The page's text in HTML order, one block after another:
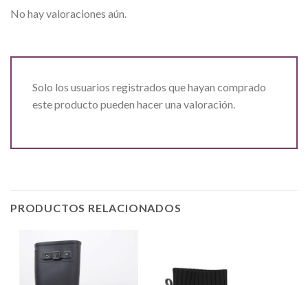
No hay valoraciones aún.
Solo los usuarios registrados que hayan comprado
este producto pueden hacer una valoración.
PRODUCTOS RELACIONADOS